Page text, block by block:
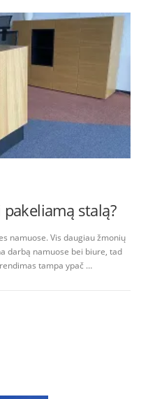
stalą?
namuose. Vis daugiau žmonių
darbą namuose bei biure, tad
tampa ypač …